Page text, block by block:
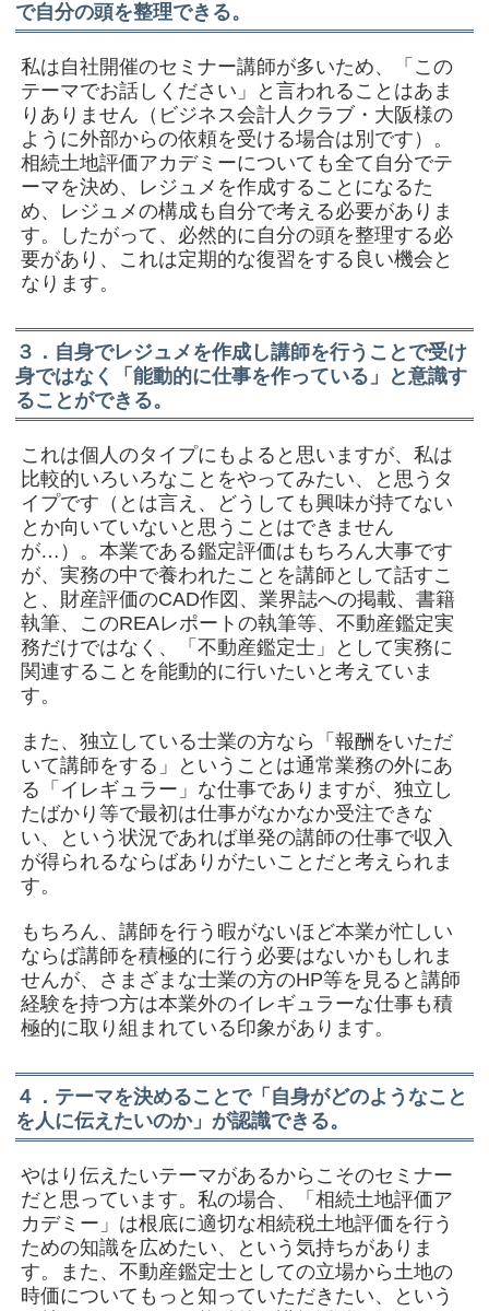
で自分の頭を整理できる。
私は自社開催のセミナー講師が多いため、「この
テーマでお話しください」と言われることはあま
りありません（ビジネス会計人クラブ・大阪様の
ように外部からの依頼を受ける場合は別です）。
相続土地評価アカデミーについても全て自分でテ
ーマを決め、レジュメを作成することになるた
め、レジュメの構成も自分で考える必要がありま
す。したがって、必然的に自分の頭を整理する必
要があり、これは定期的な復習をする良い機会と
なります。
３．自身でレジュメを作成し講師を行うことで受け
身ではなく「能動的に仕事を作っている」と意識す
ることができる。
これは個人のタイプにもよると思いますが、私は
比較的いろいろなことをやってみたい、と思うタ
イプです（とは言え、どうしても興味が持てない
とか向いていないと思うことはできません
が…）。本業である鑑定評価はもちろん大事です
が、実務の中で養われたことを講師として話すこ
と、財産評価のCAD作図、業界誌への掲載、書籍
執筆、このREAレポートの執筆等、不動産鑑定実
務だけではなく、「不動産鑑定士」として実務に
関連することを能動的に行いたいと考えていま
す。
また、独立している士業の方なら「報酬をいただ
いて講師をする」ということは通常業務の外にあ
る「イレギュラー」な仕事でありますが、独立し
たばかり等で最初は仕事がなかなか受注できな
い、という状況であれば単発の講師の仕事で収入
が得られるならばありがたいことだと考えられま
す。
もちろん、講師を行う暇がないほど本業が忙しい
ならば講師を積極的に行う必要はないかもしれま
せんが、さまざまな士業の方のHP等を見ると講師
経験を持つ方は本業外のイレギュラーな仕事も積
極的に取り組まれている印象があります。
４．テーマを決めることで「自身がどのようなこと
を人に伝えたいのか」が認識できる。
やはり伝えたいテーマがあるからこそのセミナー
だと思っています。私の場合、「相続土地評価ア
カデミー」は根底に適切な相続税土地評価を行う
ための知識を広めたい、という気持ちがありま
す。また、不動産鑑定士としての立場から土地の
時価についてもっと知っていただきたい、という